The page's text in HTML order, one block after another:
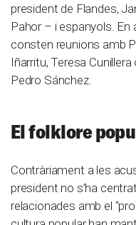
president de Flandes,
Pahor – i espanyols. En
consten reunions amb
Iñarritu, Teresa
Pedro Sánchez.
El folklore
Contràriament a les
president no s’ha
relacionades amb el